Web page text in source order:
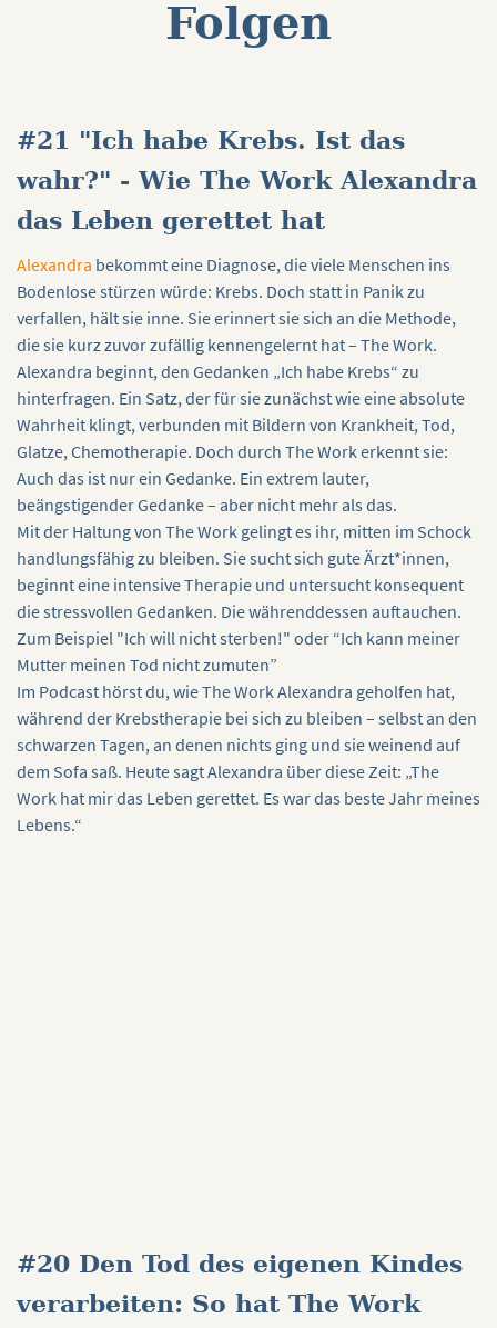
Folgen
#21 "Ich habe Krebs. Ist das
wahr?" - Wie The Work Alexandra
das Leben gerettet hat
Alexandra bekommt eine Diagnose, die viele Menschen ins
Bodenlose stürzen würde: Krebs. Doch statt in Panik zu
verfallen, hält sie inne. Sie erinnert sie sich an die Methode,
die sie kurz zuvor zufällig kennengelernt hat – The Work.
Alexandra beginnt, den Gedanken „Ich habe Krebs“ zu
hinterfragen. Ein Satz, der für sie zunächst wie eine absolute
Wahrheit klingt, verbunden mit Bildern von Krankheit, Tod,
Glatze, Chemotherapie. Doch durch The Work erkennt sie:
Auch das ist nur ein Gedanke. Ein extrem lauter,
beängstigender Gedanke – aber nicht mehr als das.
Mit der Haltung von The Work gelingt es ihr, mitten im Schock
handlungsfähig zu bleiben. Sie sucht sich gute Ärzt*innen,
beginnt eine intensive Therapie und untersucht konsequent
die stressvollen Gedanken. Die währenddessen auftauchen.
Zum Beispiel "Ich will nicht sterben!" oder “Ich kann meiner
Mutter meinen Tod nicht zumuten”
Im Podcast hörst du, wie The Work Alexandra geholfen hat,
während der Krebstherapie bei sich zu bleiben – selbst an den
schwarzen Tagen, an denen nichts ging und sie weinend auf
dem Sofa saß. Heute sagt Alexandra über diese Zeit: „The
Work hat mir das Leben gerettet. Es war das beste Jahr meines
Lebens.“
#20 Den Tod des eigenen Kindes
verarbeiten: So hat The Work